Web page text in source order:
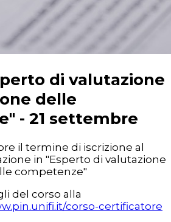
di valutazione
delle
- 21 settembre
il termine di iscrizione al
in "Esperto di valutazione
competenze"
del corso alla
corso-certificatore